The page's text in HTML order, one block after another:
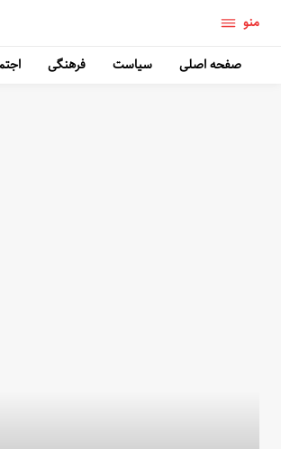
منو
صفحه اصلی
سیاست فرهنگی